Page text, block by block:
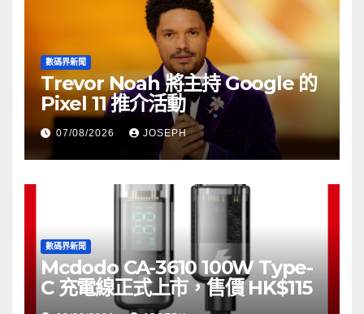
數碼界新聞
Trevor Noah 將主持 Google 的
Pixel 11 推介活動
07/08/2026 JOSEPH
數碼界新聞
Mcdodo CA-3610 100W Type-
C 充電線正式上市，售價 HK$115